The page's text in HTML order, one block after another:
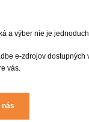
a výber nie je
e-zdrojov dostupných
vás.
nás